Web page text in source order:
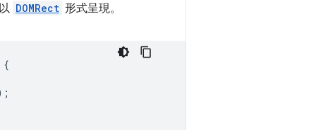
DOMRect 形式呈現。
{